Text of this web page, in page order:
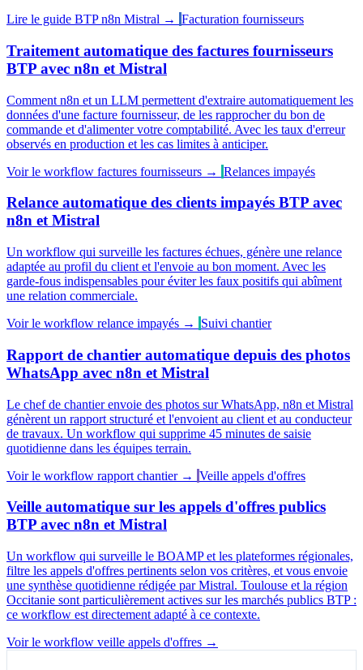
Lire le guide BTP n8n Mistral → Facturation fournisseurs
Traitement automatique des factures fournisseurs
BTP avec n8n et Mistral
Comment n8n et un LLM permettent d'extraire automatiquement les
données d'une facture fournisseur, de les rapprocher du bon de
commande et d'alimenter votre comptabilité. Avec les taux d'erreur
observés en production et les cas limites à anticiper.
Voir le workflow factures fournisseurs → Relances impayés
Relance automatique des clients impayés BTP avec
n8n et Mistral
Un workflow qui surveille les factures échues, génère une relance
adaptée au profil du client et l'envoie au bon moment. Avec les
garde-fous indispensables pour éviter les faux positifs qui abîment
une relation commerciale.
Voir le workflow relance impayés →
Suivi chantier
Rapport de chantier automatique depuis des photos
WhatsApp avec n8n et Mistral
Le chef de chantier envoie des photos sur WhatsApp, n8n et Mistral
génèrent un rapport structuré et l'envoient au client et au conducteur
de travaux. Un workflow qui supprime 45 minutes de saisie
quotidienne dans les équipes terrain.
Voir le workflow rapport chantier → Veille appels d'offres
Veille automatique sur les appels d'offres publics
BTP avec n8n et Mistral
Un workflow qui surveille le BOAMP et les plateformes régionales,
filtre les appels d'offres pertinents selon vos critères, et vous envoie
une synthèse quotidienne rédigée par Mistral. Toulouse et la région
Occitanie sont particulièrement actives sur les marchés publics BTP :
ce workflow est directement adapté à ce contexte.
Voir le workflow veille appels d'offres →